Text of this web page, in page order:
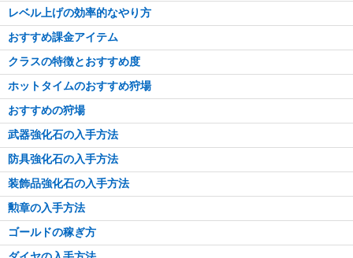
レベル上げの効率的なやり方
おすすめ課金アイテム
クラスの特徴とおすすめ度
ホットタイムのおすすめ狩場
おすすめの狩場
武器強化石の入手方法
防具強化石の入手方法
装飾品強化石の入手方法
勲章の入手方法
ゴールドの稼ぎ方